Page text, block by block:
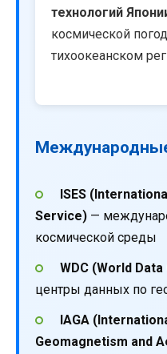
технологий
космической
тихоокеанском
ISES
Service) —
космической среды
WDC (World
центры данных по
IAGA
Geomagnetism and